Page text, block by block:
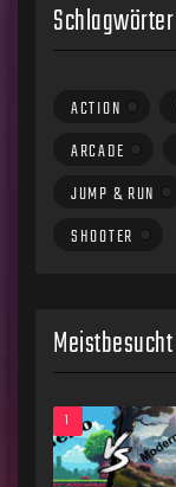
Schlagwörter
ACTION
ARCADE
JUMP & RUN
SHOOTER
Meistbesucht